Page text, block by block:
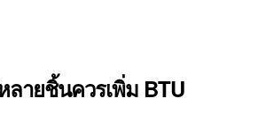
ายชิ้นควรเพิ่ม BTU